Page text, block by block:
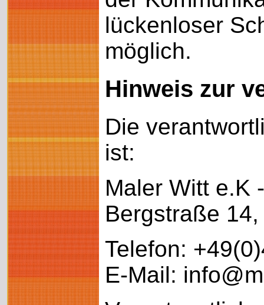
lückenloser
möglich.
Hinweis zur
Die
ist:
Maler Witt e.K
Bergstraße
Telefon:
E-Mail: